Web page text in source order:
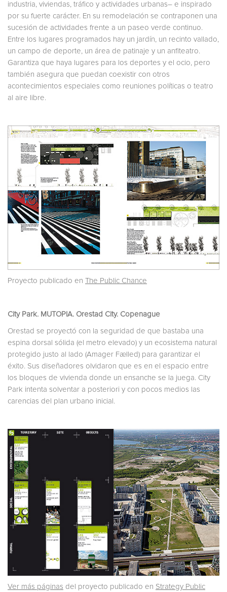
industria, viviendas, tráfico y actividades urbanas– e inspirado
por su fuerte carácter. En su remodelación se contraponen una
sucesión de actividades frente a un paseo verde continuo.
Entre los lugares programados hay un jardín, un recinto vallado,
un campo de deporte, un área de patinaje y un anfiteatro.
Garantiza que haya lugares para los deportes y el ocio, pero
también asegura que puedan coexistir con otros
acontecimientos especiales como reuniones políticas o teatro
al aire libre.
Proyecto publicado en The Public Chance
City Park. MUTOPIA. Orestad City. Copenague
Orestad se proyectó con la seguridad de que bastaba una
espina dorsal sólida (el metro elevado) y un ecosistema natural
protegido justo al lado (Amager Fælled) para garantizar el
éxito. Sus diseñadores olvidaron que es en el espacio entre
los bloques de vivienda donde un ensanche se la juega. City
Park intenta solventar a posteriori y con pocos medios las
carencias del plan urbano inicial.
Ver más páginas del proyecto publicado en Strategy Public